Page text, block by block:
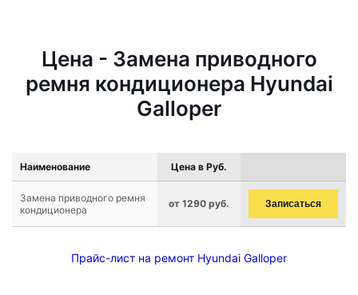
Цена - Замена приводного
ремня кондиционера Hyundai
Galloper
Наименование Цена в Руб.
Замена приводного ремня
кондиционера
от 1290 руб. Записаться
Прайс-лист на ремонт Hyundai Galloper